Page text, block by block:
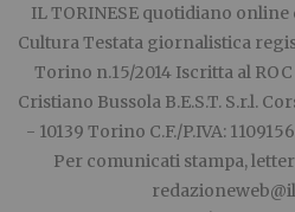
IL TORINESE quotidiano online
Cultura Testata giornalistica
Torino n.15/2014 Iscritta al
Cristiano Bussola B.E.S.T. S.r.l.
- 10139 Torino C.F./P.IVA:
Per comunicati stampa,